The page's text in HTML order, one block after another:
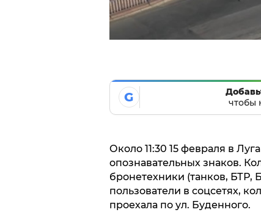
G
чтобы
Около 11:30 15 февраля в
опознавательных знаков.
бронетехники (танков, БТР,
пользователи в соцсетях,
проехала по ул. Буденного.